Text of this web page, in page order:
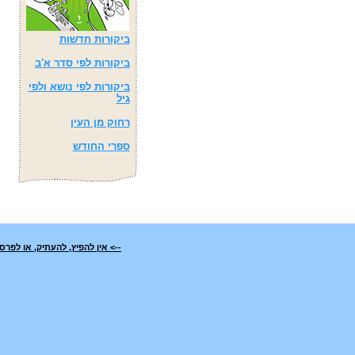
ביקורות חדשות
ביקורות לפי סדר א'ב
ביקורות לפי נושא ולפי
גיל
רחוק מן העין
ספרי החודש
--> אין להפיץ, להעתיק, או